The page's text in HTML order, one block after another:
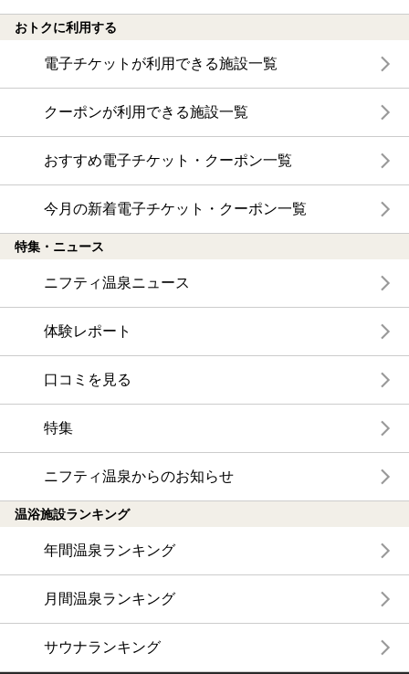
おトクに利用する
電子チケットが利用できる施設一覧
クーポンが利用できる施設一覧
おすすめ電子チケット・クーポン一覧
今月の新着電子チケット・クーポン一覧
特集・ニュース
ニフティ温泉ニュース
体験レポート
口コミを見る
特集
ニフティ温泉からのお知らせ
温浴施設ランキング
年間温泉ランキング
月間温泉ランキング
サウナランキング